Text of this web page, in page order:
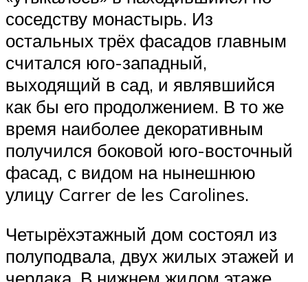
соседству монастырь. Из
остальных трёх фасадов главным
считался юго-западный,
выходящий в сад, и являвшийся
как бы его продолжением. В то же
время наиболее декоративным
получился боковой юго-восточный
фасад, с видом на нынешнюю
улицу Carrer de les Carolines.
Четырёхэтажный дом состоял из
полуподвала, двух жилых этажей и